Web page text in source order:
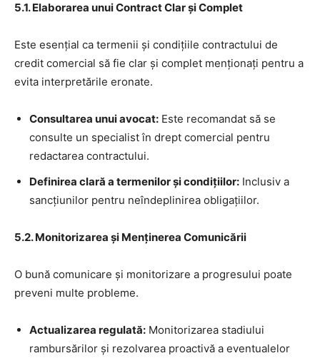
5.1. Elaborarea unui Contract Clar și Complet
Este esențial ca termenii și condițiile contractului de
credit comercial să fie clar și complet menționați pentru a
evita interpretările eronate.
Consultarea unui avocat: Este recomandat să se
consulte un specialist în drept comercial pentru
redactarea contractului.
Definirea clară a termenilor și condițiilor: Inclusiv a
sancțiunilor pentru neîndeplinirea obligațiilor.
5.2. Monitorizarea și Menținerea Comunicării
O bună comunicare și monitorizare a progresului poate
preveni multe probleme.
Actualizarea regulată: Monitorizarea stadiului
rambursărilor și rezolvarea proactivă a eventualelor